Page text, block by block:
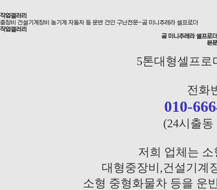
작업갤러리
중장비 건설기계장비 농기계 자동차 등 운반 견인 구난전문-곰 미니추레라 셀프로더
작업갤러리
곰 미니추레라 셀프로
본문
5톤대형셀프
전화
010-
(24시출
저희 업체는
대형중장비,건설기계
소형 중형화물차 등을 운